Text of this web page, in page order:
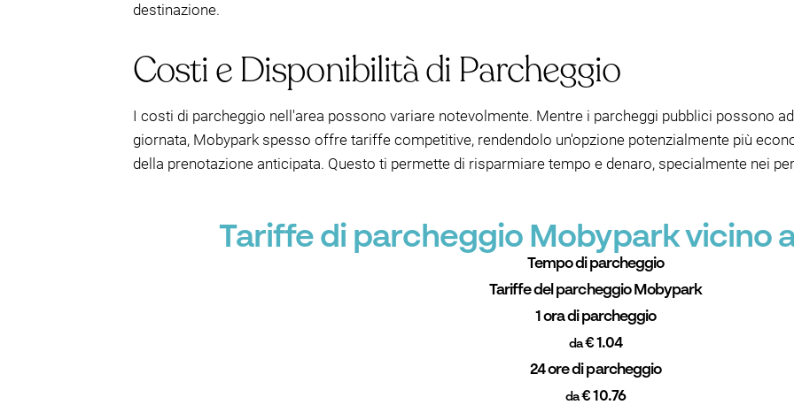
destinazione.
Costi e Disponibilità di Parcheggio
I costi di parcheggio nell'area possono variare notevolmente. Mentre i parcheggi pubblici possono
giornata, Mobypark spesso offre tariffe competitive, rendendolo un'opzione potenzialmente più
della prenotazione anticipata. Questo ti permette di risparmiare tempo e denaro, specialmente nei
Tariffe di parcheggio Mobypark vicino
Tempo di parcheggio
Tariffe del parcheggio Mobypark
1 ora di parcheggio
da€ 1.04
24 ore di parcheggio
da€ 10.76